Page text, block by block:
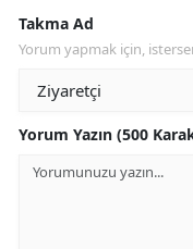
Takma Ad
Yorum yapmak için,
Yorum Yazın (500